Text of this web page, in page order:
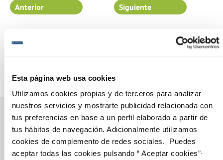
Esta página web usa cookies
Utilizamos cookies propias y de terceros para analizar
nuestros servicios y mostrarte publicidad relacionada con
tus preferencias en base a un perfil elaborado a partir de
tus hábitos de navegación. Adicionalmente utilizamos
cookies de complemento de redes sociales. Puedes
aceptar todas las cookies pulsando “ Aceptar cookies”·
Anterior Siguiente
Gestiones Online